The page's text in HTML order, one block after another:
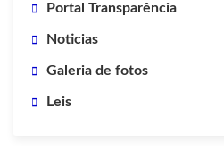
Portal Transparência
Noticias
Galeria de fotos
Leis